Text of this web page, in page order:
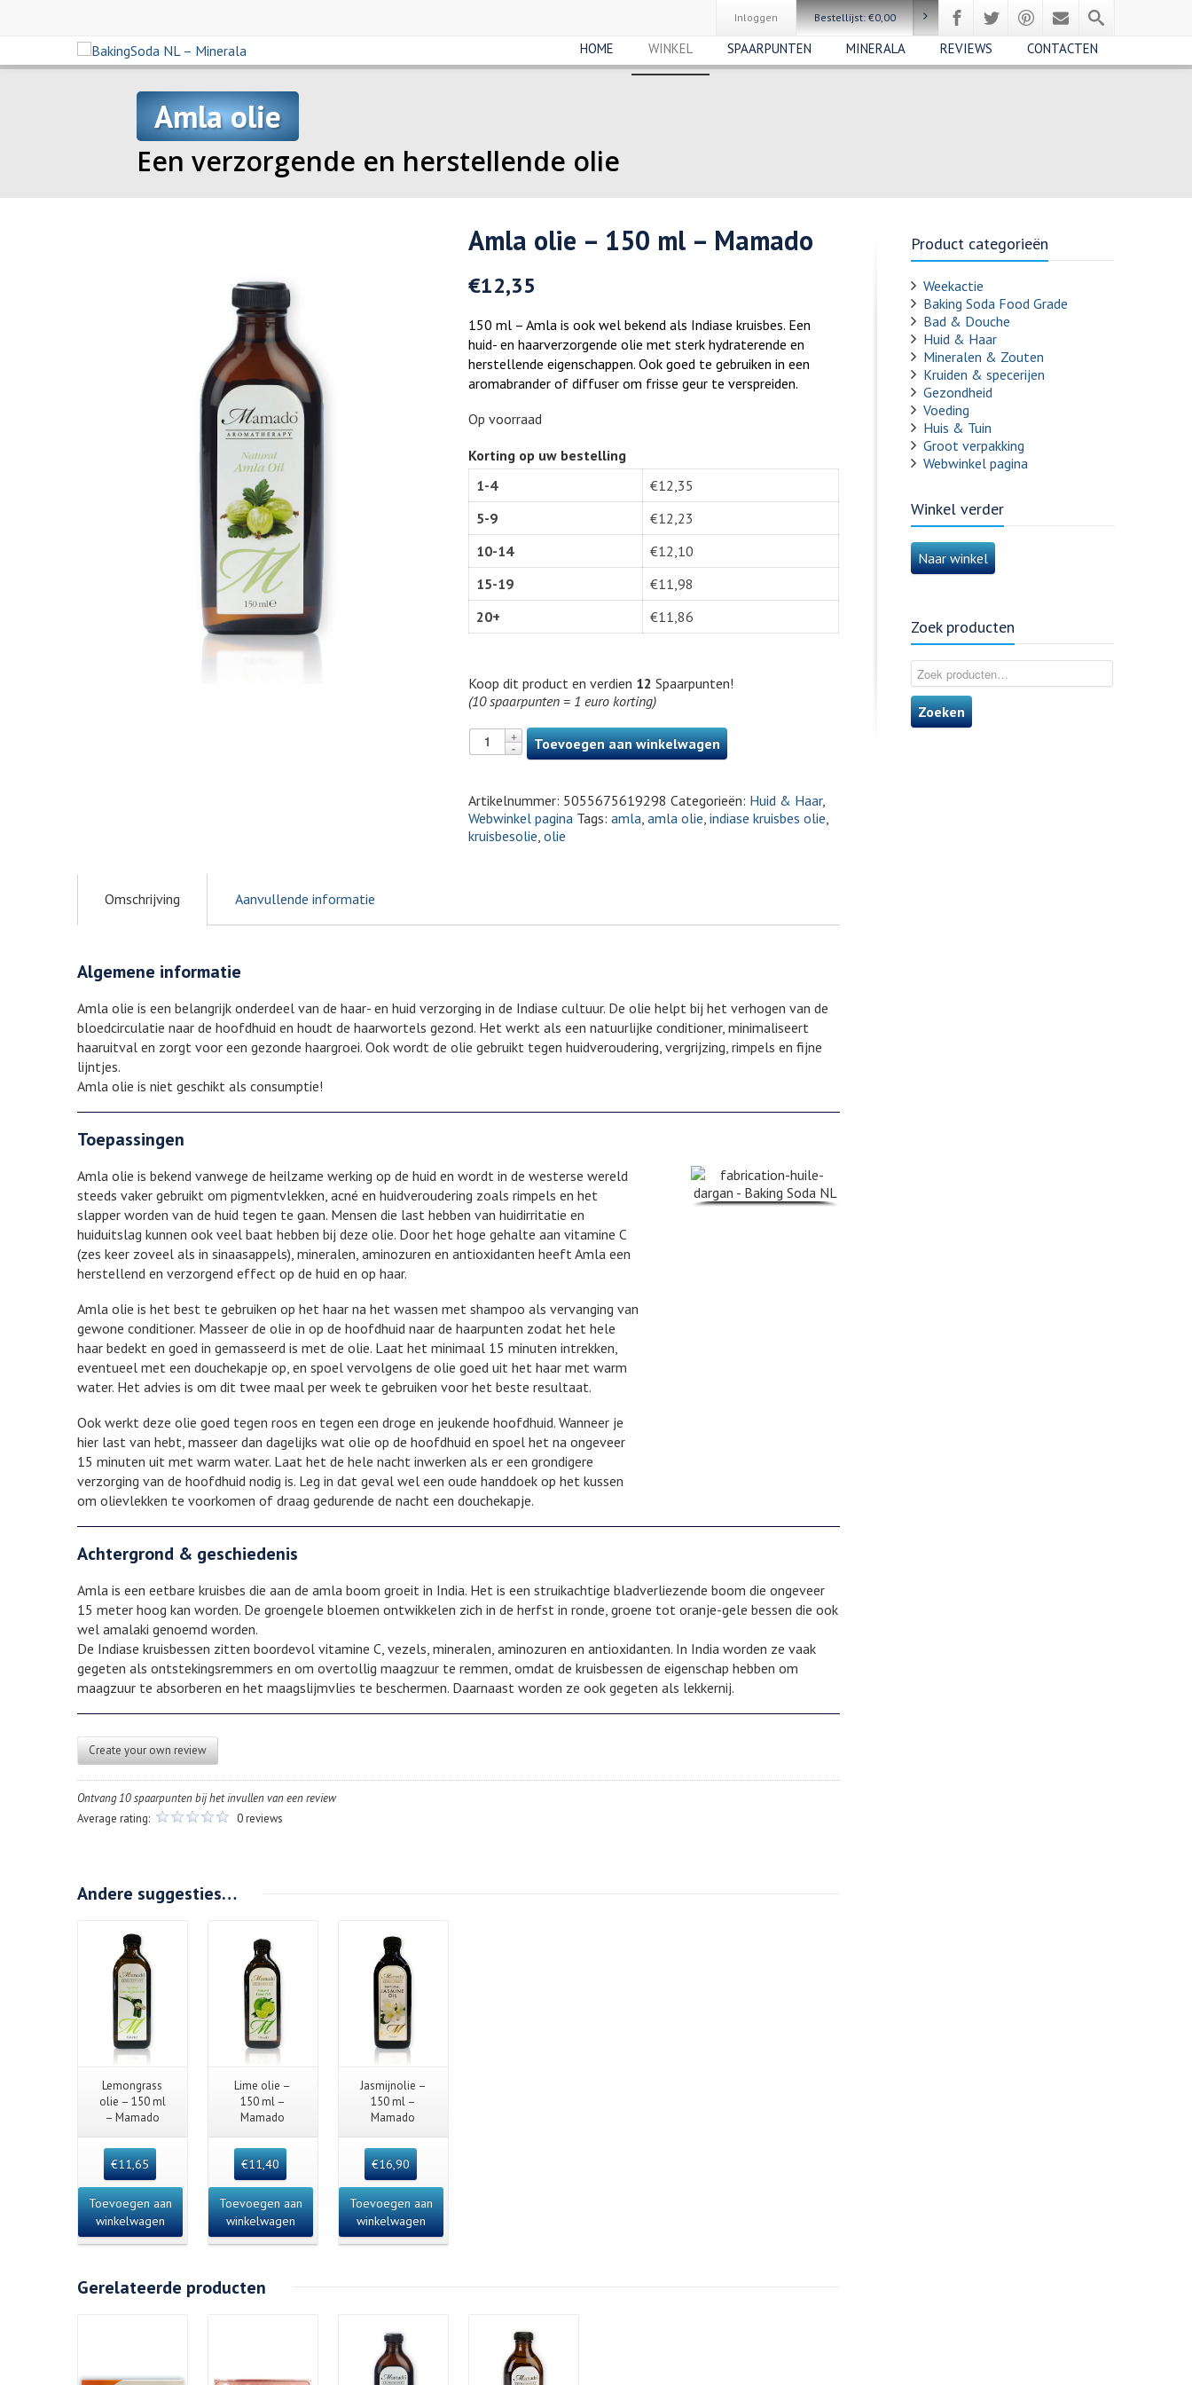
Inloggen Bestellijst:€0,00
HOME WINKEL SPAARPUNTEN MINERALA REVIEWS CONTACTEN
Amla olie
Een verzorgende en herstellende olie
Amla olie – 150 ml – Mamado
€12,35
150 ml – Amla is ook wel bekend als Indiase kruisbes. Een
huid- en haarverzorgende olie met sterk hydraterende en
herstellende eigenschappen. Ook goed te gebruiken in een
aromabrander of diffuser om frisse geur te verspreiden.
Op voorraad
Korting op uw bestelling
1-4
€12,35
5-9
€12,23
10-14
€12,10
15-19
€11,98
20+
€11,86
Koop dit product en verdien 12 Spaarpunten!
(10 spaarpunten = 1 euro korting)
Toevoegen aan winkelwagen
Artikelnummer: 5055675619298 Categorieën: Huid & Haar,
Webwinkel pagina Tags:amla,amla olie,indiase kruisbes olie,
kruisbesolie,olie
Omschrijving Aanvullende informatie
Algemene informatie
Amla olie is een belangrijk onderdeel van de haar- en huid verzorging in de Indiase cultuur. De olie helpt bij het verhogen van de
bloedcirculatie naar de hoofdhuid en houdt de haarwortels gezond. Het werkt als een natuurlijke conditioner, minimaliseert
haaruitval en zorgt voor een gezonde haargroei. Ook wordt de olie gebruikt tegen huidveroudering, vergrijzing, rimpels en fijne
lijntjes.
Amla olie is niet geschikt als consumptie!
Toepassingen
Amla olie is bekend vanwege de heilzame werking op de huid en wordt in de westerse wereld
steeds vaker gebruikt om pigmentvlekken, acné en huidveroudering zoals rimpels en het
slapper worden van de huid tegen te gaan. Mensen die last hebben van huidirritatie en
huiduitslag kunnen ook veel baat hebben bij deze olie. Door het hoge gehalte aan vitamine C
(zes keer zoveel als in sinaasappels), mineralen, aminozuren en antioxidanten heeft Amla een
herstellend en verzorgend effect op de huid en op haar.
Amla olie is het best te gebruiken op het haar na het wassen met shampoo als vervanging van
gewone conditioner. Masseer de olie in op de hoofdhuid naar de haarpunten zodat het hele
haar bedekt en goed in gemasseerd is met de olie. Laat het minimaal 15 minuten intrekken,
eventueel met een douchekapje op, en spoel vervolgens de olie goed uit het haar met warm
water. Het advies is om dit twee maal per week te gebruiken voor het beste resultaat.
Ook werkt deze olie goed tegen roos en tegen een droge en jeukende hoofdhuid. Wanneer je
hier last van hebt, masseer dan dagelijks wat olie op de hoofdhuid en spoel het na ongeveer
15 minuten uit met warm water. Laat het de hele nacht inwerken als er een grondigere
verzorging van de hoofdhuid nodig is. Leg in dat geval wel een oude handdoek op het kussen
om olievlekken te voorkomen of draag gedurende de nacht een douchekapje.
Achtergrond & geschiedenis
Amla is een eetbare kruisbes die aan de amla boom groeit in India. Het is een struikachtige bladverliezende boom die ongeveer
15 meter hoog kan worden. De groengele bloemen ontwikkelen zich in de herfst in ronde, groene tot oranje-gele bessen die ook
wel amalaki genoemd worden.
De Indiase kruisbessen zitten boordevol vitamine C, vezels, mineralen, aminozuren en antioxidanten. In India worden ze vaak
gegeten als ontstekingsremmers en om overtollig maagzuur te remmen, omdat de kruisbessen de eigenschap hebben om
maagzuur te absorberen en het maagslijmvlies te beschermen. Daarnaast worden ze ook gegeten als lekkernij.
Create your own review
Ontvang 10 spaarpunten bij het invullen van een review
Average rating:
0 reviews
Andere suggesties…
Details
Quick View
Lemongrass
olie – 150 ml
– Mamado
€11,65
Toevoegen aan
winkelwagen
Quick View
Lime olie –
150 ml –
Mamado
€11,40
Toevoegen aan
winkelwagen
Quick View
Jasmijnolie –
150 ml –
Mamado
€16,90
Toevoegen aan
winkelwagen
Gerelateerde producten
Details
Product categorieën
Weekactie
Baking Soda Food Grade
Bad & Douche
Huid & Haar
Mineralen & Zouten
Kruiden & specerijen
Gezondheid
Voeding
Huis & Tuin
Groot verpakking
Webwinkel pagina
Winkel verder
Naar winkel
Zoek producten
Zoeken